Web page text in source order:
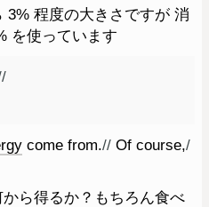
3% 程度の大きさですが 消
を使っています
come from.// Of course,/
ら得るか？もちろん食べ